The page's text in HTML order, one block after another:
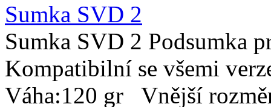
Sumka SVD 2
Sumka SVD 2 Podsumka
Kompatibilní se všemi
Váha:120 gr Vnější